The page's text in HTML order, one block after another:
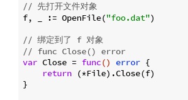
// 先打开文件对象
f, _ := OpenFile("foo.dat")
// 绑定到了 f 对象
// func Close() error
var Close = func() error {
return (*File).Close(f)
}